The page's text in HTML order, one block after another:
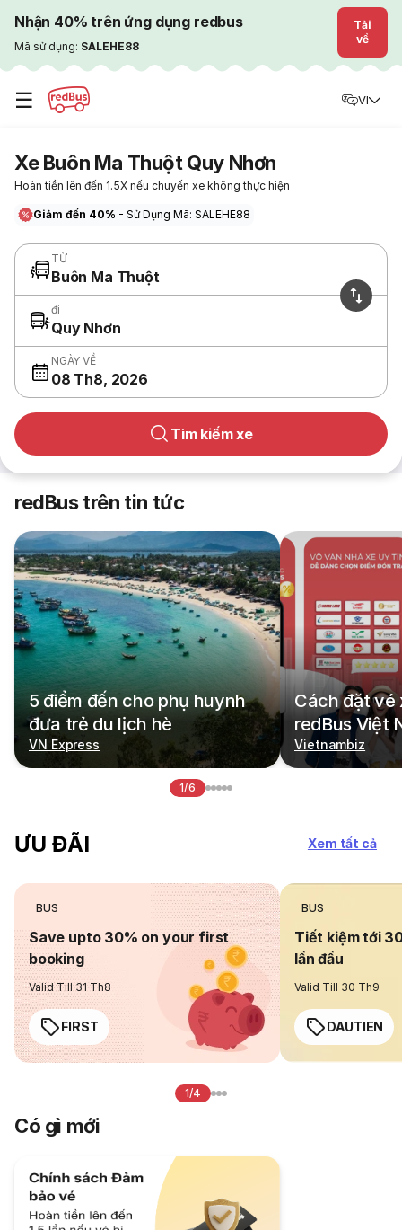
Nhận 40% trên ứng dụng redbus
Mã sử dụng: SALEHE88
Tải
về
☰ VI
Xe Buôn Ma Thuột Quy Nhơn
Hoàn tiền lên đến 1.5X nếu chuyến xe không thực hiện
Giảm đến 40% - Sử Dụng Mã: SALEHE88
TỪ
Buôn Ma Thuột
đi
Quy Nhơn
NGÀY VỀ
08 Th8, 2026
Tìm kiếm xe
redBus trên tin tức
5 điểm đến cho phụ huynh
đưa trẻ du lịch hè
VN Express
Cách đặt vé
redBus Việt
Vietnambiz
1/6
ƯU ĐÃI Xem tất cả
BUS
Save upto 30% on your first
booking
Valid Till 31 Th8
FIRST
BUS
Tiết kiệm tới
lần đầu
Valid Till 30 Th9
DAUTIEN
1/4
Có gì mới